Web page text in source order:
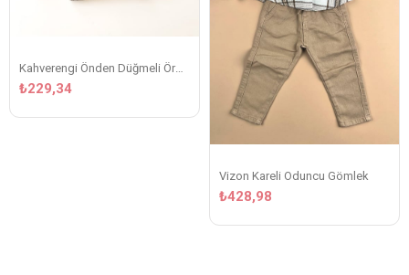
₺229,34
Vizon Kareli Oduncu Gömlek
₺428,98